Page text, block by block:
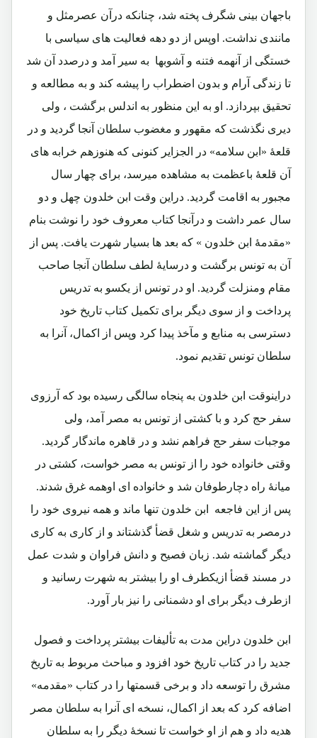
باجهان بینی شگرف پخته شد، چنانکه درآن عصرمثل و
مانندی نداشت. اوپس از دو دهه فعالیت های سیاسی با
خستگی از آنهمه فتنه و آشوبها به سیر آمد و درصدد آن شد
تا زندگی آرام و بدون اضطراب را پیشه کند و به مطالعه و
تحقیق بپردازد. او به این منظور به اندلس برگشت ، ولی
دیری نگذشت که مقهور و مغضوب سلطان آنجا گردید و در
قلعۀ «ابن سلامه» در الجزایر کنونی که هنوزهم خرابه های
آن قلعۀ باعظمت به مشاهده میرسد، برای چهار سال
مجبور به اقامت گردید. دراین وقت ابن خلدون چهل و دو
سال عمر داشت و درآنجا کتاب معروف خود را نوشت بنام
«مقدمۀ ابن خلدون » که بعد ها بسیار شهرت یافت. پس از
آن به تونس برگشت و درسایۀ لطف سلطان آنجا صاحب
مقام ومنزلت گردید. او در تونس از یکسو به تدریس
پرداخت و از سوی دیگر برای تکمیل کتاب تاریخ خود
دسترسی به منابع و مآخذ پیدا کرد وپس از اکمال، آنرا به
سلطان تونس تقدیم نمود.
دراینوقت ابن خلدون به پنجاه سالگی رسیده بود که آرزوی
سفر حج کرد و با کشتی از تونس به مصر آمد، ولی
موجبات سفر حج فراهم نشد و در قاهره ماندگار گردید.
وقتی خانواده خود را از تونس به مصر خواست، کشتی در
میانۀ راه دچارطوفان شد و خانواده ای اوهمه غرق شدند.
پس از این فاجعه ابن خلدون تنها ماند و همه نیروی خود را
درمصر به تدریس و شغل قضأ گذشتاند و از کاری به کاری
دیگر گماشته شد. زبان فصیح و دانش فراوان و شدت عمل
در مسند قضأ ازیکطرف او را بیشتر به شهرت رسانید و
ازطرف دیگر برای او دشمنانی را نیز بار آورد.
ابن خلدون دراین مدت به تألیفات بیشتر پرداخت و فصول
جدید را در کتاب تاریخ خود افزود و مباحث مربوط به تاریخ
مشرق را توسعه داد و برخی قسمتها را در کتاب «مقدمه»
اضافه کرد که بعد از اکمال، نسخه ای آنرا به سلطان مصر
هدیه داد و هم از او خواست تا نسخۀ دیگر را به سلطان